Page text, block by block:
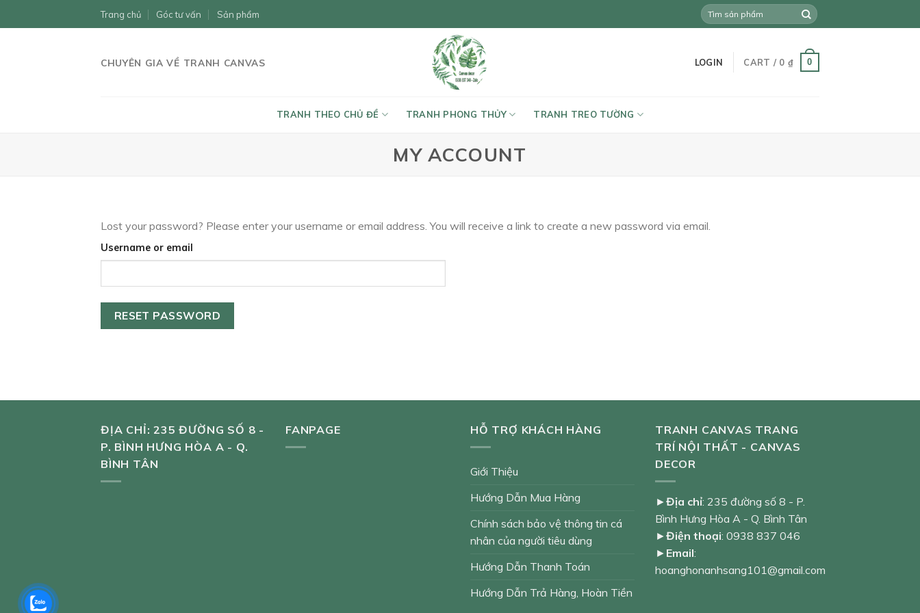
to
Trang chủ Góc tư vấn Sản phẩm
Search
for:
CHUYÊN GIA VỀ TRANH CANVAS LOGIN CART / 0 ₫ 0
TRANH THEO CHỦ ĐỀ TRANH PHONG THỦY TRANH TREO TƯỜNG
MY ACCOUNT
Lost your password? Please enter your username or email address. You will receive a link to create a new password via email.
Username or email
RESET PASSWORD
ĐỊA CHỈ: 235 ĐƯỜNG SỐ 8 -
P. BÌNH HƯNG HÒA A - Q.
BÌNH TÂN
FANPAGE HỖ TRỢ KHÁCH HÀNG
Giới Thiệu
Hướng Dẫn Mua Hàng
Chính sách bảo vệ thông tin cá
nhân của người tiêu dùng
Hướng Dẫn Thanh Toán
Hướng Dẫn Trả Hàng, Hoàn Tiền
TRANH CANVAS TRANG
TRÍ NỘI THẤT - CANVAS
DECOR
► Địa chỉ: 235 đường số 8 - P.
Bình Hưng Hòa A - Q. Bình Tân
► Điện thoại: 0938 837 046
► Email:
hoanghonanhsang101@gmail.com